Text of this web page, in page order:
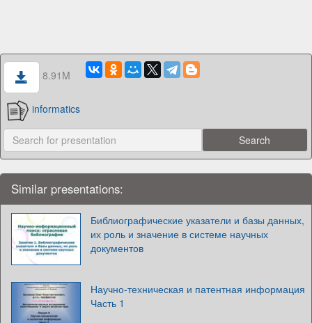
8.91M
informatics
Similar presentations:
Библиографические указатели и базы данных,
их роль и значение в системе научных
документов
Научно-техническая и патентная информация
Часть 1